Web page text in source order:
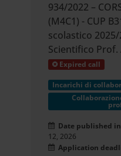
934/2022 –
(M4C1) - CUP
scolastico
Scientifico
Expired call
Incarichi di
Date published
12, 2026
Application